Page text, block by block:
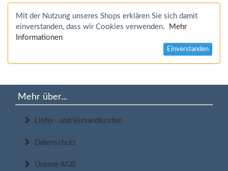
Mit der Nutzung unseres Shops erklären Sie sich damit
einverstanden, dass wir Cookies verwenden.
Mehr
Informationen
Einverstanden
Mehr über...
Liefer- und Versandkosten
Datenschutz
Unsere AGB